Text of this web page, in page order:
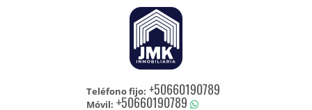
Teléfono fijo: +50660190789
Móvil: +50660190789